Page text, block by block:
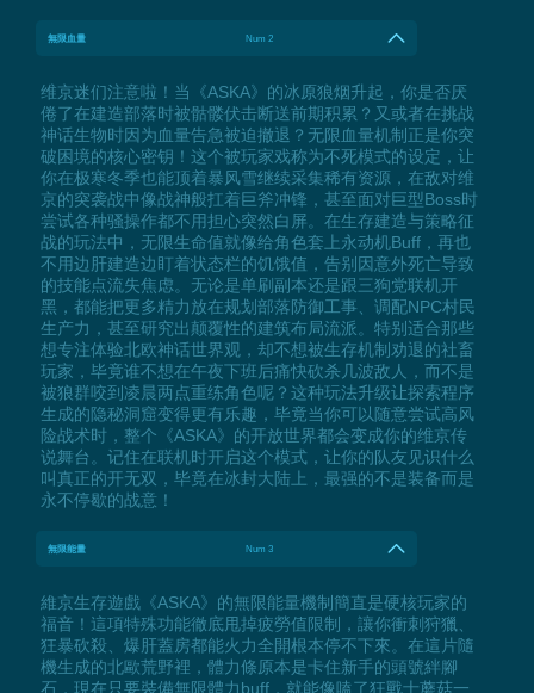
無限血量 Num 2
维京迷们注意啦！当《ASKA》的冰原狼烟升起，你是否厌
倦了在建造部落时被骷髅伏击断送前期积累？又或者在挑战
神话生物时因为血量告急被迫撤退？无限血量机制正是你突
破困境的核心密钥！这个被玩家戏称为不死模式的设定，让
你在极寒冬季也能顶着暴风雪继续采集稀有资源，在敌对维
京的突袭战中像战神般扛着巨斧冲锋，甚至面对巨型Boss时
尝试各种骚操作都不用担心突然白屏。在生存建造与策略征
战的玩法中，无限生命值就像给角色套上永动机Buff，再也
不用边肝建造边盯着状态栏的饥饿值，告别因意外死亡导致
的技能点流失焦虑。无论是单刷副本还是跟三狗党联机开
黑，都能把更多精力放在规划部落防御工事、调配NPC村民
生产力，甚至研究出颠覆性的建筑布局流派。特别适合那些
想专注体验北欧神话世界观，却不想被生存机制劝退的社畜
玩家，毕竟谁不想在午夜下班后痛快砍杀几波敌人，而不是
被狼群咬到凌晨两点重练角色呢？这种玩法升级让探索程序
生成的隐秘洞窟变得更有乐趣，毕竟当你可以随意尝试高风
险战术时，整个《ASKA》的开放世界都会变成你的维京传
说舞台。记住在联机时开启这个模式，让你的队友见识什么
叫真正的开无双，毕竟在冰封大陆上，最强的不是装备而是
永不停歇的战意！
無限能量 Num 3
維京生存遊戲《ASKA》的無限能量機制簡直是硬核玩家的
福音！這項特殊功能徹底甩掉疲勞值限制，讓你衝刺狩獵、
狂暴砍殺、爆肝蓋房都能火力全開根本停不下來。在這片隨
機生成的北歐荒野裡，體力條原本是卡住新手的頭號絆腳
石，現在只要裝備無限體力buff，就能像嗑了狂戰士蘑菇一